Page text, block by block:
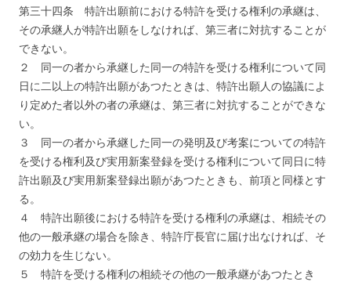
第三十四条 特許出願前における特許を受ける権利の承継は、
その承継人が特許出願をしなければ、第三者に対抗することが
できない。
２ 同一の者から承継した同一の特許を受ける権利について同
日に二以上の特許出願があつたときは、特許出願人の協議によ
り定めた者以外の者の承継は、第三者に対抗することができな
い。
３ 同一の者から承継した同一の発明及び考案についての特許
を受ける権利及び実用新案登録を受ける権利について同日に特
許出願及び実用新案登録出願があつたときも、前項と同様とす
る。
４ 特許出願後における特許を受ける権利の承継は、相続その
他の一般承継の場合を除き、特許庁長官に届け出なければ、そ
の効力を生じない。
５ 特許を受ける権利の相続その他の一般承継があつたとき